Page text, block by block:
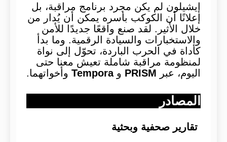
إيشيلون لم يكن مجرد برنامج مراقبة، بل
إعلانًا أن الكوكب بأسره يمكن أن يُدار من
خلال الأثير. لقد صنع واقعًا جديدًا للأمن
والاستخبارات والسيادة الرقمية. وما بدأ
كأداة في الحرب الباردة، تحوّل إلى نواة
لمنظومة مراقبة شاملة تعيش معنا حتى
اليوم، عبر PRISM وTempora وأخواتهما.
المصادر
تقارير صحفية وبحثية